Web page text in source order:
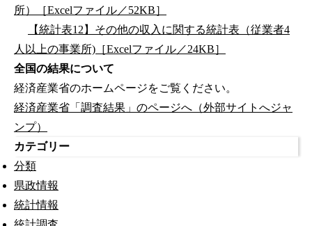
所）［Excelファイル／52KB］
【統計表12】その他の収入に関する統計表（従業者4
人以上の事業所)［Excelファイル／24KB］
全国の結果について
経済産業省のホームページをご覧ください。
経済産業省「調査結果」のページへ（外部サイトへジャ
ンプ）
カテゴリー
分類
県政情報
統計情報